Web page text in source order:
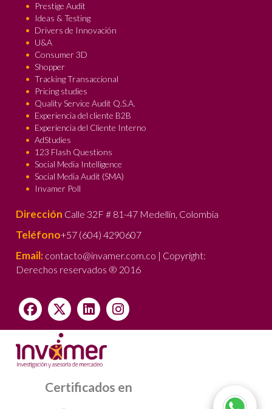
Prestige Audit
Ideas & Testing
Drivers de Innovación
U&A
Consumer 3D
Shopper
Tracking Transaccional
Pricing studies
Quality Service Audit Q.S.A.
Experiencia del cliente B2B
Experiencia del Cliente Interno
AdStudies
123 Flash Questions
Social Media Intelligence
Social Media Audit (SMA)
Invamer Poll
Dirección Calle 32F # 81-47 Medellín, Colombia
Teléfono+57 (604) 4290607
Email: contacto@invamer.com.co | Copyright:
Derechos reservados ® 2016
Certificados en